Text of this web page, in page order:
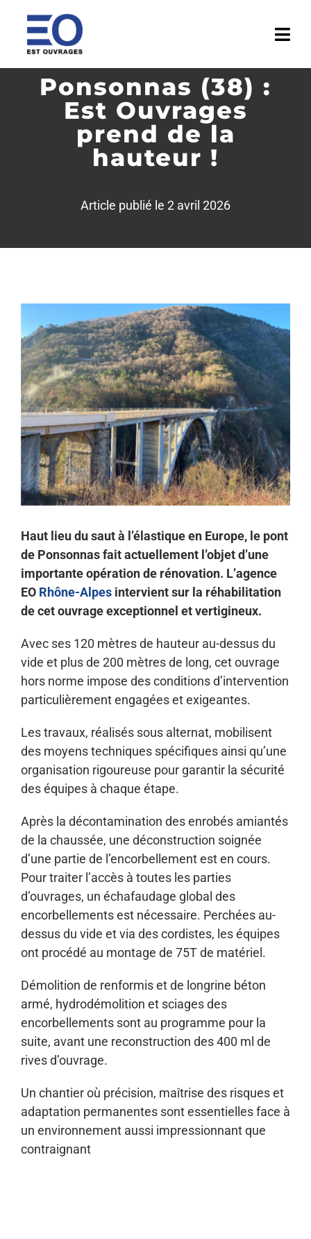
contenu
ACCUEIL
NOUS REJOINDRE
Ponsonnas (38) :
Est Ouvrages
prend de la
hauteur !
Article publié le 2 avril 2026
l'image
agrandie
Haut lieu du saut à l’élastique en Europe, le pont
de Ponsonnas fait actuellement l’objet d’une
importante opération de rénovation. L’agence
EO Rhône-Alpes intervient sur la réhabilitation
de cet ouvrage exceptionnel et vertigineux.
Avec ses 120 mètres de hauteur au-dessus du
vide et plus de 200 mètres de long, cet ouvrage
hors norme impose des conditions d’intervention
particulièrement engagées et exigeantes.
Les travaux, réalisés sous alternat, mobilisent
des moyens techniques spécifiques ainsi qu’une
organisation rigoureuse pour garantir la sécurité
des équipes à chaque étape.
Après la décontamination des enrobés amiantés
de la chaussée, une déconstruction soignée
d’une partie de l’encorbellement est en cours.
Pour traiter l’accès à toutes les parties
d’ouvrages, un échafaudage global des
encorbellements est nécessaire. Perchées au-
dessus du vide et via des cordistes, les équipes
ont procédé au montage de 75T de matériel.
Démolition de renformis et de longrine béton
armé, hydrodémolition et sciages des
encorbellements sont au programme pour la
suite, avant une reconstruction des 400 ml de
rives d’ouvrage.
Un chantier où précision, maîtrise des risques et
adaptation permanentes sont essentielles face à
un environnement aussi impressionnant que
contraignant